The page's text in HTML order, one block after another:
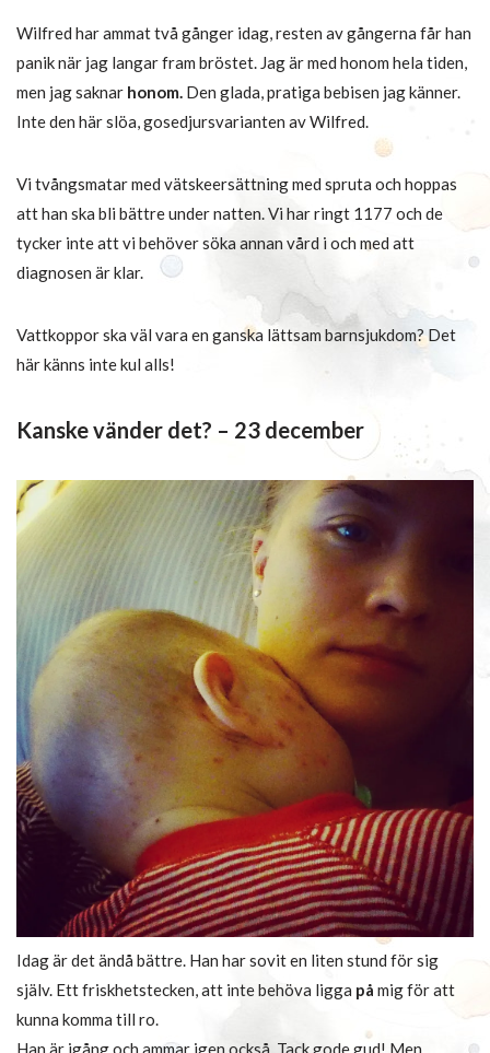
Wilfred har ammat två gånger idag, resten av gångerna får han
panik när jag langar fram bröstet. Jag är med honom hela tiden,
men jag saknar honom. Den glada, pratiga bebisen jag känner.
Inte den här slöa, gosedjursvarianten av Wilfred.
Vi tvångsmatar med vätskeersättning med spruta och hoppas
att han ska bli bättre under natten. Vi har ringt 1177 och de
tycker inte att vi behöver söka annan vård i och med att
diagnosen är klar.
Vattkoppor ska väl vara en ganska lättsam barnsjukdom? Det
här känns inte kul alls!
Kanske vänder det? – 23 december
Idag är det ändå bättre. Han har sovit en liten stund för sig
själv. Ett friskhetstecken, att inte behöva ligga på mig för att
kunna komma till ro.
Han är igång och ammar igen också. Tack gode gud! Men